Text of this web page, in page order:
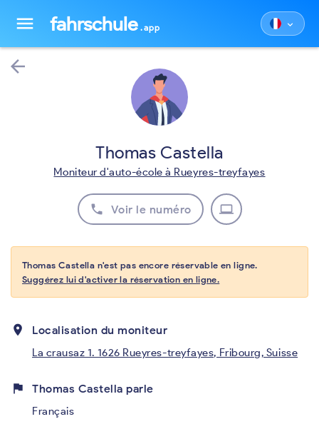
menu fahrschule .app keyboard_arrow_down
arrow_back
Thomas Castella
Moniteur d'auto-école à Rueyres-treyfayes
phone Voir le numéro laptop
Thomas Castella n'est pas encore réservable en ligne.
Suggérez lui d'activer la réservation en ligne.
place Localisation du moniteur
La crausaz 1. 1626 Rueyres-treyfayes, Fribourg, Suisse
flag Thomas Castella parle
Français